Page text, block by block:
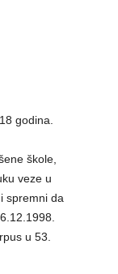
godina.
škole,
veze u
spremni da
u 53.